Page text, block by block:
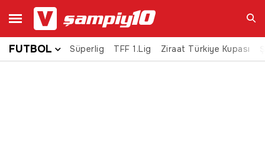
Ara
FUTBOL Süperlig TFF 1.Lig Ziraat Türkiye Kupası